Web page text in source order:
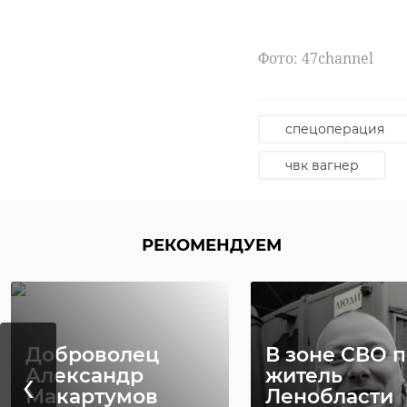
Фото: 47channel
спецоперация
чвк вагнер
РЕКОМЕНДУЕМ
Доброволец
Александр
Макартумов
В зоне СВО
житель
Ленобласти
‹ полярное сияние
цур